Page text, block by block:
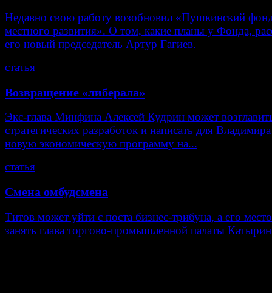
Недавно свою работу возобновил «Пушкинский
местного развития». О том, какие планы у Фонда,
его новый председатель Артур Гагиев.
статья
Возвращение «либерала»
Экс-глава Минфина Алексей Кудрин может
стратегических разработок и написать для
новую экономическую программу на...
статья
Смена омбудсмена
Титов может уйти с поста бизнес-трибуна, а его
занять глава торгово-промышленной палаты